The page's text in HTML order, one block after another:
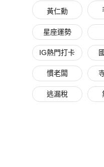
黃仁勳
星座運勢
IG熱門打卡
慣老闆
逃漏稅